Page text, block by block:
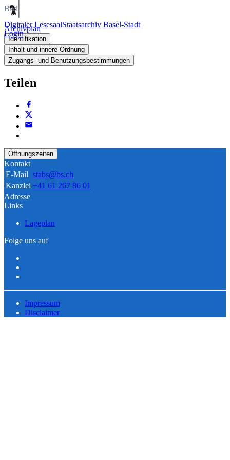
Digitaler LesesaalStaatsarchiv Basel-Stadt
Login
Bild
Archivplan
Identifikation
Inhalt und innere Ordnung
Zugangs- und Benutzungsbestimmungen
Teilen
Öffnungszeiten
Kontakt
E-Mail stabs@bs.ch
Kanzlei +41 61 267 86 01
Adresse
Links
Lageplan
Folge uns auf
Impressum
Disclaimer